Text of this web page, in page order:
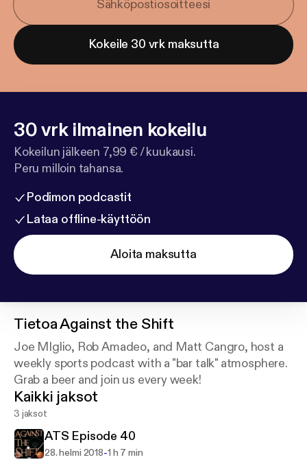
Kokeile 30 vrk maksutta
30 vrk ilmainen kokeilu
Kokeilun jälkeen 7,99 € / kuukausi.
Peru milloin tahansa.
Podimon podcastit
Lataa offline-käyttöön
Aloita maksutta
TietoaAgainst the Shift
Joe MIglio, Rob Amadeo, and Matt Cangro, host a
weekly sports podcast with a "bar talk" atmosphere.
Grab a beer and join us every week!
Kaikki jaksot
3 jaksot
ATS Episode 40
28. helmi 2018-1 h 7 min